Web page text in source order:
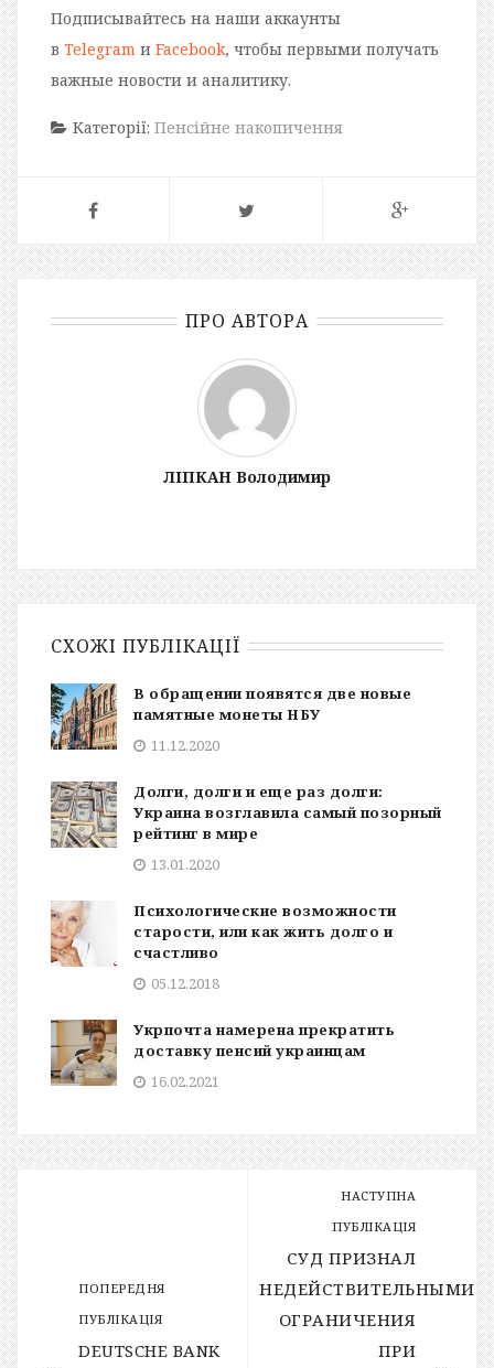
Подписывайтесь на наши аккаунты
в Telegram и Facebook, чтобы первыми получать
важные новости и аналитику.
Категорії: Пенсійне накопичення
ПРО АВТОРА
ЛІПКАН Володимир
СХОЖІ ПУБЛІКАЦІЇ
В обращении появятся две новые
памятные монеты НБУ
11.12.2020
Долги, долги и еще раз долги:
Украина возглавила самый позорный
рейтинг в мире
13.01.2020
Психологические возможности
старости, или как жить долго и
счастливо
05.12.2018
Укрпочта намерена прекратить
доставку пенсий украинцам
16.02.2021
ПОПЕРЕДНЯ
ПУБЛІКАЦІЯ
DEUTSCHE BANK
НАСТУПНА
ПУБЛІКАЦІЯ
СУД ПРИЗНАЛ
НЕДЕЙСТВИТЕЛЬНЫМИ
ОГРАНИЧЕНИЯ
ПРИ